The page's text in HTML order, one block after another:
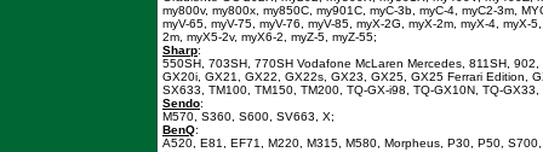
my800v, my800x, my850C, my901C, myC-3b, myC-4, myC2-3m,
myV-65, myV-75, myV-76, myV-85, myX-2G, myX-2m, myX-4,
2m, myX5-2v, myX6-2, myZ-5, myZ-55;
Sharp:
550SH, 703SH, 770SH Vodafone McLaren Mercedes, 811SH,
GX20i, GX21, GX22, GX22s, GX23, GX25, GX25 Ferrari Edition,
SX633, TM100, TM150, TM200, TQ-GX-i98, TQ-GX10N, TQ-
Sendo:
M570, S360, S600, SV663, X;
BenQ:
A520, E81, EF71, M220, M315, M580, Morpheus, P30, P50,